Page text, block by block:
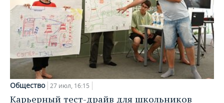
Общество 27 июл, 16:15
Карьерный тест-драйв для школьников